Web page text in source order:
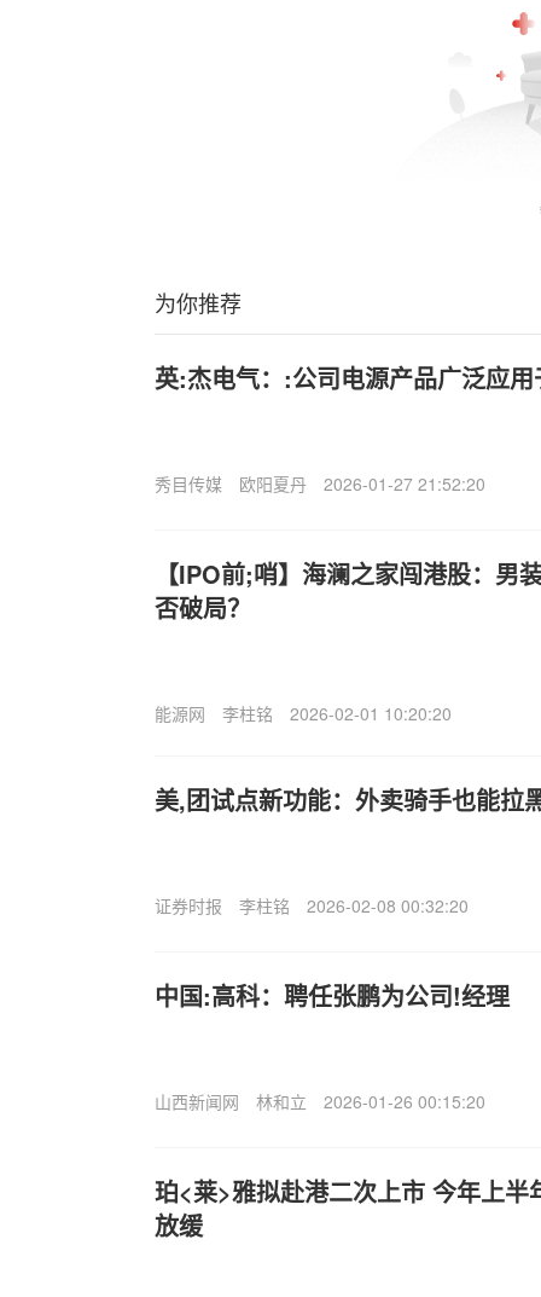
为你推荐
英:杰电气：:公司电源产品广泛应
秀目传媒 欧阳夏丹 2026-01-27 21:52:20
【IPO前;哨】海澜之家闯港股：男
否破局？
能源网 李柱铭 2026-02-01 10:20:20
美,团试点新功能：外卖骑手也能拉
证券时报 李柱铭 2026-02-08 00:32:20
中国:高科：聘任张鹏为公司!经理
山西新闻网 林和立 2026-01-26 00:15:20
珀<莱>雅拟赴港二次上市 今年上半
放缓